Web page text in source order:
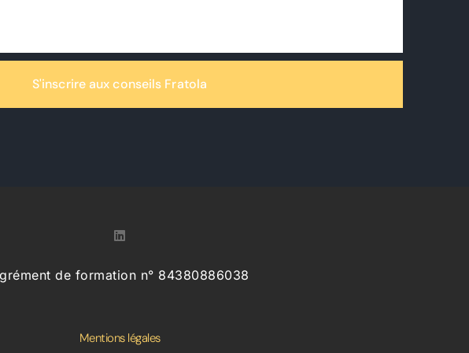
S'inscrire aux conseils Fratola
de formation n° 84380886038
Mentions légales